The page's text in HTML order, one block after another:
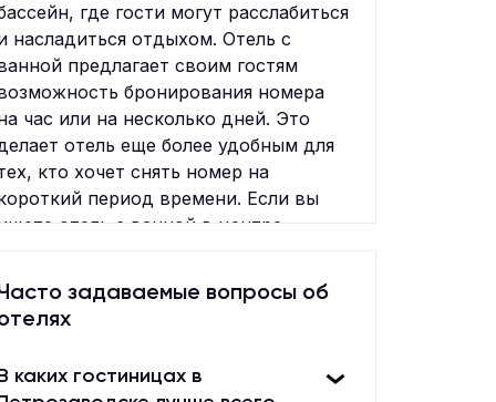
где гости могут расслабиться
насладиться отдыхом. Отель с
предлагает своим гостям
бронирования номера
час или на несколько дней. Это
отель еще более удобным для
кто хочет снять номер на
период времени. Если вы
отель с ванной в центре
комфортным отдыхом
в отеле с ванной!
задаваемые вопросы об
каких гостиницах в